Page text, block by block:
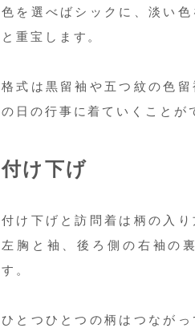
色を選べばシックに、淡い
と重宝します。
格式は黒留袖や五つ紋の色
の日の行事に着ていくことが
付け下げ
付け下げと訪問着は柄の入
左胸と袖、後ろ側の右袖の
す。
ひとつひとつの柄はつなが